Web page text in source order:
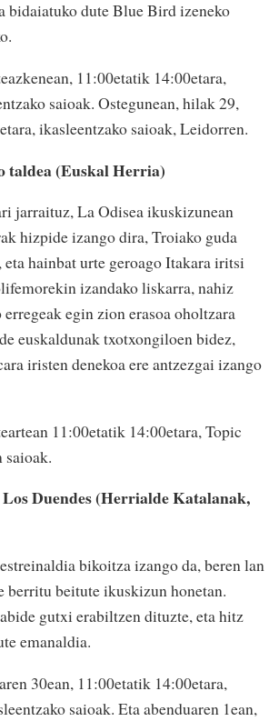
bidaiatuko dute Blue Bird izeneko
11:00etatik 14:00etara,
saioak. Ostegunean, hilak 29,
ikasleentzako saioak, Leidorren.
taldea (Euskal Herria)
jarraituz, La Odisea ikuskizunean
hizpide izango dira, Troiako guda
hainbat urte geroago Itakara iritsi
izandako liskarra, nahiz
egin zion erasoa oholtzara
euskaldunak txotxongiloen bidez,
iristen denekoa ere antzezgai izango
11:00etatik 14:00etara, Topic
saioak.
Duendes (Herrialde Katalanak,
bikoitza izango da, beren lan
berritu beitute ikuskizun honetan.
gutxi erabiltzen dituzte, eta hitz
emanaldia.
30ean, 11:00etatik 14:00etara,
saioak. Eta abenduaren 1ean,